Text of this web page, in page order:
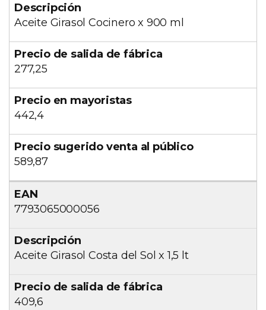
Aceite Girasol Cocinero x 900 ml
277,25
442,4
589,87
7793065000056
Aceite Girasol Costa del Sol x 1,5 lt
409,6